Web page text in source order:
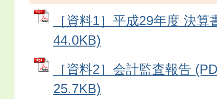
［資料1］平成29年度 決
44.0KB)
［資料2］会計監査報告
25.7KB)